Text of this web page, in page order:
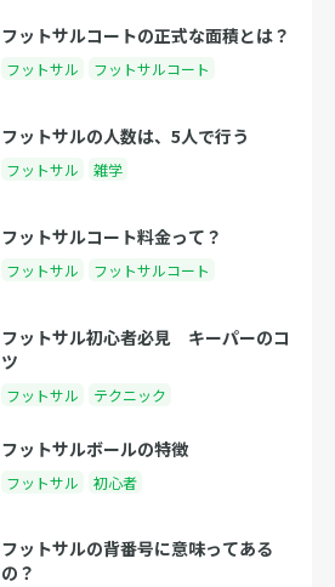
フットサルコートの正式な面積とは？
フットサル フットサルコート
フットサルの人数は、5人で行う
フットサル 雑学
フットサルコート料金って？
フットサル フットサルコート
フットサル初心者必見 キーパーのコ
ツ
フットサル テクニック
フットサルボールの特徴
フットサル 初心者
フットサルの背番号に意味ってある
の？